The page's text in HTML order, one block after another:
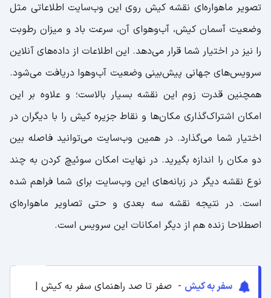
تصویر ماهواره‌ای نقشه کیش روی این وب‌سایت اطلاعاتی مثل
وضعیت آسمان کیش، آب‌وهوای آن، سرعت باد و میزان رطوبت
را نیز در اختیار شما قرار می‌دهد. این اطلاعات از داده‌های آنلاین
سرویس‌های جهانی پیش‌بینی وضعیت آب‌وهوا دریافت می‌شود.
همچنین قدرت زوم این نقشه بسیار بالاست؛ و علاوه بر این
امکان اشتراک‌گذاری مکان‌ها و نقاط جزیره کیش را با دیگران در
اختیار شما می‌گذارد. در همین وب‌سایت می‌توانید فاصله بین
دو مکان را اندازه بگیرید. در نهایت امکان سوئیچ کردن به چند
نوع نقشه دیگر در زبانه‌های این وب‌سایت برای شما فراهم شده
است. در نتیجه نقشه سه بعدی و حتی تصاویر ماهواره‌ای
اصطلاحا زنده هم از دیگر امکانات این سرویس است.
سفر به کیش - صفر تا صد راهنمای سفر به کیش |